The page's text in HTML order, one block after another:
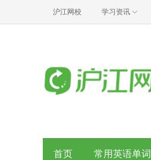
沪江网校 学习资讯
首页 常用英语单词